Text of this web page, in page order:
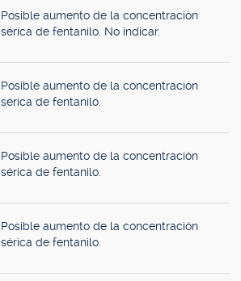
Posible aumento de la concentración
sérica de fentanilo. No indicar.
Posible aumento de la concentración
sérica de fentanilo.
Posible aumento de la concentración
sérica de fentanilo.
Posible aumento de la concentración
sérica de fentanilo.